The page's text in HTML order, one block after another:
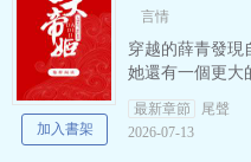
言情
穿越的薛青發現
她還有一個更大
人的故事《大帝
小說。
最新章節
尾聲
2026-07-13
加入書架